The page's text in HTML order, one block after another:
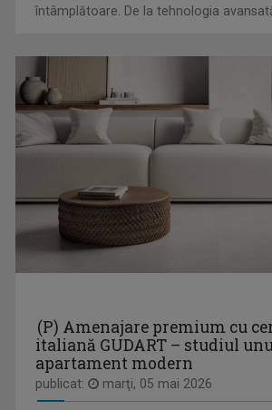
NUTRIINFO
Emisiunea este o resursă valoroasă pentru toți
PRIM-PLAN OBIECTIV
Emisiune plină de informații, bună dispoziție ...
KRISZTINA MOLNÁR
Jurnalistă de 20 de ani. Prima dragoste a fost ...
întâmplătoare. De la tehnologia
(P) Amenajare premium cu
italiană GUDART – studiul
apartament modern
publicat: marţi, 05 mai 2026